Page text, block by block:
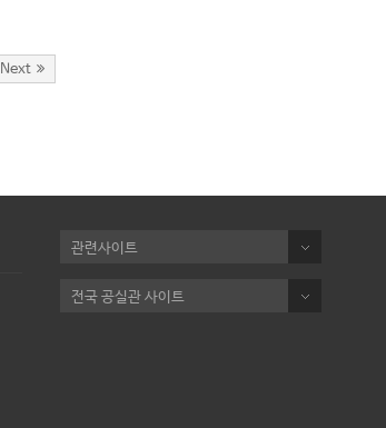
Next
관련사이트
전국 공실관 사이트